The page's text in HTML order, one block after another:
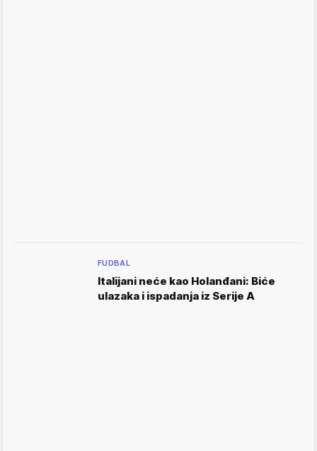
FUDBAL
Italijani neće kao Holanđani: Biće
ulazaka i ispadanja iz Serije A